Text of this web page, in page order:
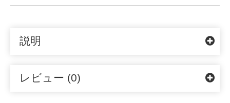
説明
レビュー (0)